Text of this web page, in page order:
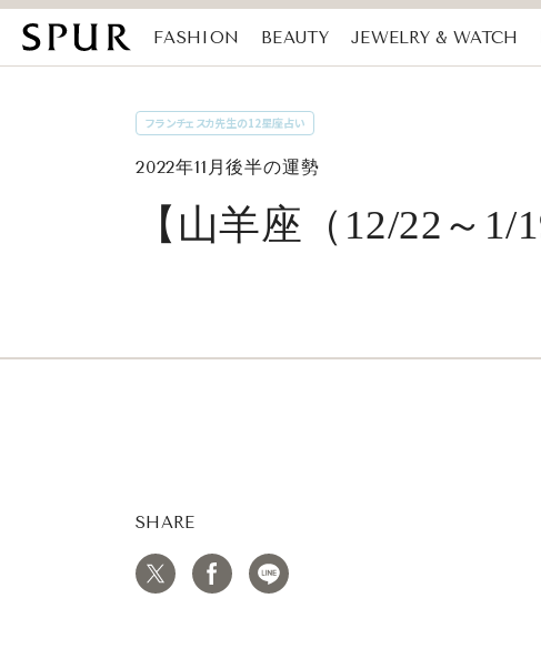
FASHION BEAUTY JEWELRY & WATCH
フランチェスカ先生の12星座占い
2022年11月後半の運勢
【山羊座（12/22～
SHARE